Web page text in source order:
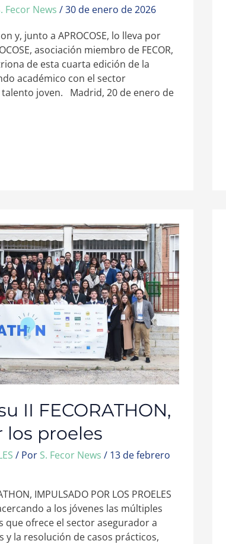
Fecor News /30 de enero de 2026
y, junto a APROCOSE, lo lleva por
asociación miembro de FECOR,
de esta cuarta edición de la
académico con el sector
joven. Madrid, 20 de enero de
II FECORATHON,
proeles
/ Por S. Fecor News / 13 de febrero
IMPULSADO POR LOS PROELES
a los jóvenes las múltiples
ofrece el sector asegurador a
y la resolución de casos prácticos,